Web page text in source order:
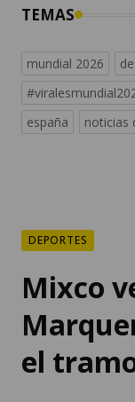
TEMAS
mundial 2026
españa
noticias
DEPORTES
Mixco
el